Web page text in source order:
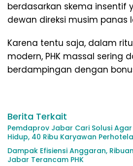
berdasarkan skema insentif
dewan direksi musim panas
Karena tentu saja, dalam
modern, PHK massal sering
berdampingan dengan
Berita Terkait
Pemdaprov Jabar Cari Solusi
Hidup, 40 Ribu Karyawan
Dampak Efisiensi Anggaran,
Jabar Terancam PHK